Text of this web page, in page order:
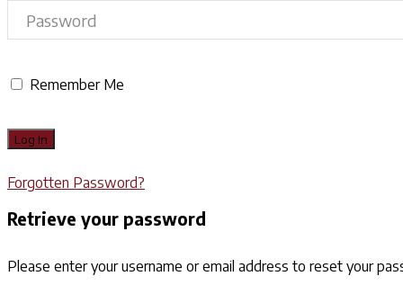
Remember Me
Forgotten Password?
Retrieve your password
Please enter your username or email address to reset your